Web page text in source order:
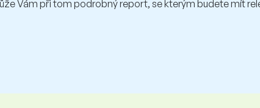
Vám při tom podrobný report, se kterým budete mít